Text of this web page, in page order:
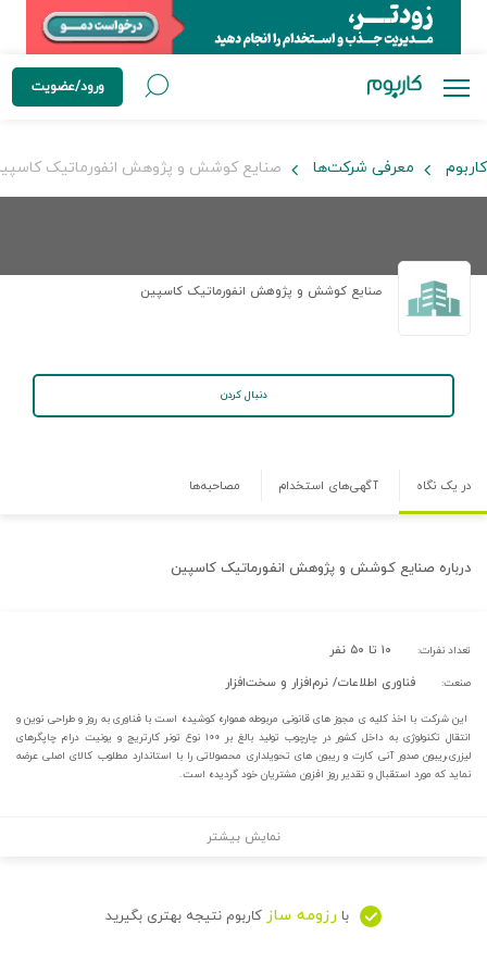
ورود/عضویت
کاربوم معرفی شرکت‌ها صنایع کوشش و پژوهش انفورماتیک
صنایع کوشش و پژوهش انفورماتیک کاسپین
دنبال کردن
در یک نگاه آگهی‌های استخدام مصاحبه‌ها
درباره صنایع کوشش و پژوهش انفورماتیک کاسپین
تعداد نفرات: ۱۰ تا ۵۰ نفر
صنعت: فناوری اطلاعات/ نرم‌افزار و سخت‌افزار
این شرکت با اخذ کلیه ی مجوز های قانونی مربوطه همواره کوشیده است با فناوری به روز و طراحی نوین و
انتقال تکنولوژی به داخل کشور در چارچوب تولید بالغ بر ۱۰۰ نوع تونر کارتریج و یونیت درام چاپگرهای
لیزری،ریبون صدور آنی کارت و ریبون های تحویلداری محصولاتی را با استاندارد مطلوب کالای اصلی عرضه
نماید که مورد استقبال و تقدیر روز افزون مشتریان خود گردیده است.
نمایش بیشتر
با رزومه ساز کاربوم نتیجه بهتری بگیرید